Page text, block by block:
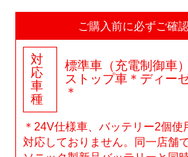
ご購入前に必ずご確
対
応
車
種
標準車（充電制御車
ストップ車＊ディー
＊
＊24V仕様車、バッテリー2個
対応しておりません。同一店舗